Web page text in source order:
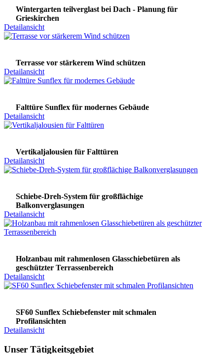
Wintergarten teilverglast bei Dach - Planung für
Grieskirchen
Detailansicht
Terrasse vor stärkerem Wind schützen
Detailansicht
Falttüre Sunflex für modernes Gebäude
Detailansicht
Vertikaljalousien für Falttüren
Detailansicht
Schiebe-Dreh-System für großflächige
Balkonverglasungen
Detailansicht
Holzanbau mit rahmenlosen Glasschiebetüren als
geschützter Terrassenbereich
Detailansicht
SF60 Sunflex Schiebefenster mit schmalen
Profilansichten
Detailansicht
Unser Tätigkeitsgebiet